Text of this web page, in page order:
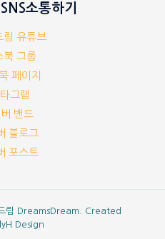
소통하기
림 유튜브
북 그룹
페이지
그램
밴드
블로그
포스트
림 DreamsDream. Created
Design